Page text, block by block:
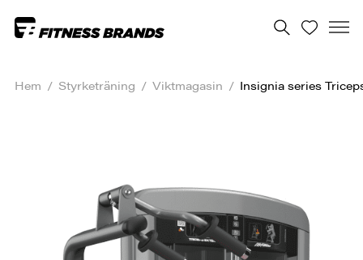
Hem / Styrketräning / Viktmagasin / Insignia series